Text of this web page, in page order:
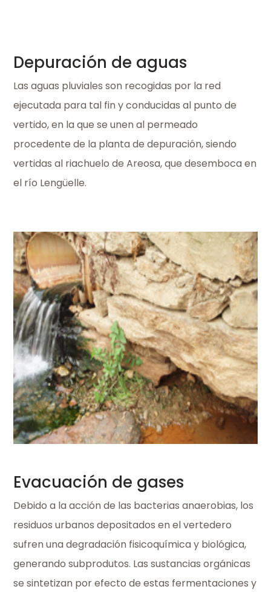
Depuración de aguas
Las aguas pluviales son recogidas por la red
ejecutada para tal fin y conducidas al punto de
vertido, en la que se unen al permeado
procedente de la planta de depuración, siendo
vertidas al riachuelo de Areosa, que desemboca en
el río Lengüelle.
Evacuación de gases
Debido a la acción de las bacterias anaerobias, los
residuos urbanos depositados en el vertedero
sufren una degradación fisicoquímica y biológica,
generando subprodutos. Las sustancias orgánicas
se sintetizan por efecto de estas fermentaciones y